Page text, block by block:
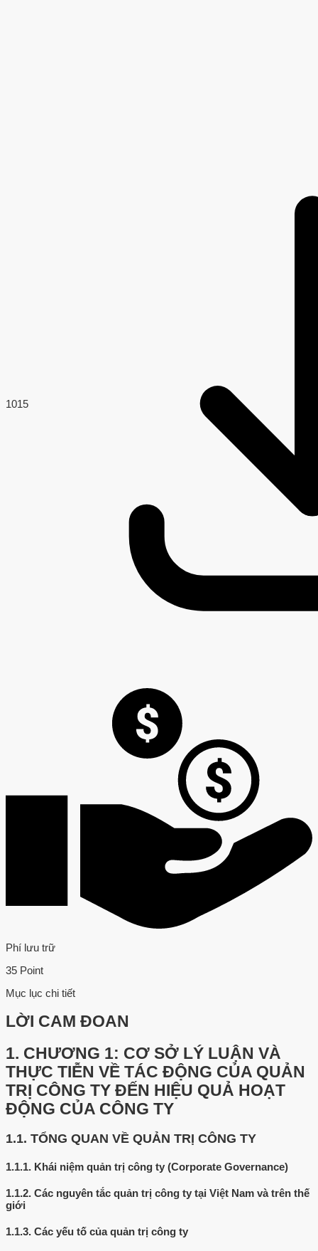
1015
Phí lưu trữ
35 Point
Mục lục chi tiết
LỜI CAM ĐOAN
1. CHƯƠNG 1: CƠ SỞ LÝ LUẬN VÀ
THỰC TIỄN VỀ TÁC ĐỘNG CỦA QUẢN
TRỊ CÔNG TY ĐẾN HIỆU QUẢ HOẠT
ĐỘNG CỦA CÔNG TY
1.1. TỔNG QUAN VỀ QUẢN TRỊ CÔNG TY
1.1.1. Khái niệm quản trị công ty (Corporate Governance)
1.1.2. Các nguyên tắc quản trị công ty tại Việt Nam và trên thế
giới
1.1.3. Các yếu tố của quản trị công ty